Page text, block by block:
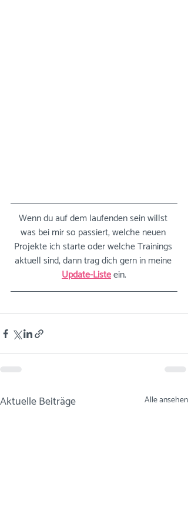
Wenn du auf dem laufenden sein willst
was bei mir so passiert, welche neuen
Projekte ich starte oder welche Trainings
aktuell sind, dann trag dich gern in meine
Update-Listeein.
Aktuelle Beiträge Alle ansehen